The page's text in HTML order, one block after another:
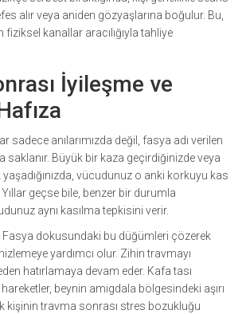
alır veya aniden gözyaşlarına boğulur. Bu,
fiziksel kanallar aracılığıyla tahliye
İyileşme ve
sadece anılarımızda değil, fasya adı verilen
saklanır. Büyük bir kaza geçirdiğinizde veya
vücudunuz o anki korkuyu kas
Yıllar geçse bile, benzer bir durumla
aynı kasılma tepkisini verir.
Fasya dokusundaki bu düğümleri çözerek
yardımcı olur. Zihin travmayı
hatırlamaya devam eder. Kafa tası
beynin amigdala bölgesindeki aşırı
kişinin travma sonrası stres bozukluğu